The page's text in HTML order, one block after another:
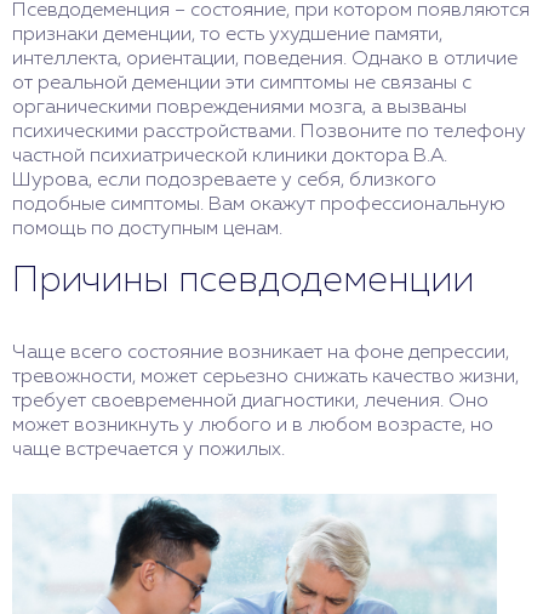
Псевдодеменция – состояние, при котором появляются
признаки деменции, то есть ухудшение памяти,
интеллекта, ориентации, поведения. Однако в отличие
от реальной деменции эти симптомы не связаны с
органическими повреждениями мозга, а вызваны
психическими расстройствами. Позвоните по телефону
частной психиатрической клиники доктора В.А.
Шурова, если подозреваете у себя, близкого
подобные симптомы. Вам окажут профессиональную
помощь по доступным ценам.
Причины псевдодеменции
Чаще всего состояние возникает на фоне депрессии,
тревожности, может серьезно снижать качество жизни,
требует своевременной диагностики, лечения. Оно
может возникнуть у любого и в любом возрасте, но
чаще встречается у пожилых.